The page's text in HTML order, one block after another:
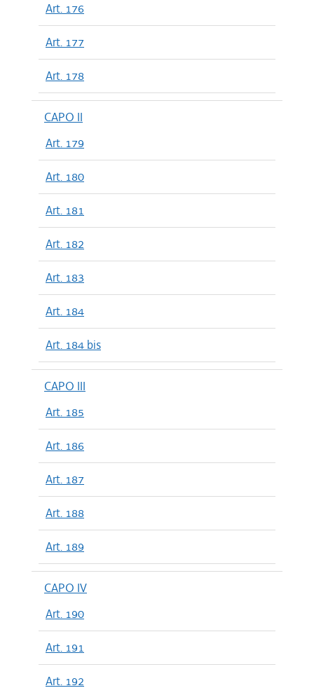
Art. 176
Art. 177
Art. 178
CAPO II
Art. 179
Art. 180
Art. 181
Art. 182
Art. 183
Art. 184
Art. 184 bis
CAPO III
Art. 185
Art. 186
Art. 187
Art. 188
Art. 189
CAPO IV
Art. 190
Art. 191
Art. 192